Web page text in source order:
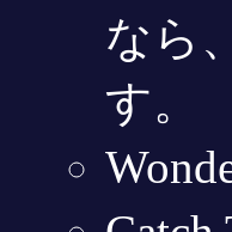
なら
す。